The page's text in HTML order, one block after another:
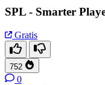
SPL - Smarter
Gratis
752
0